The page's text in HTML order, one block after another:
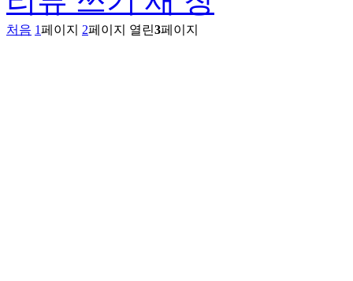
처음 1페이지 2페이지 열린3페이지